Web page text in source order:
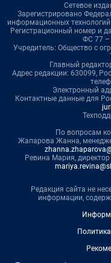
Сетевое
Зарегистрировано
информационных
Регистрационный номер и
ФС 77 –
Учредитель: Общество с
Главный
Адрес редакции: 630099,
Электронный
Контактные данные для
По вопросам
Жапарова Жанна,
Ревина Мария,
Редакция сайта не
информации,